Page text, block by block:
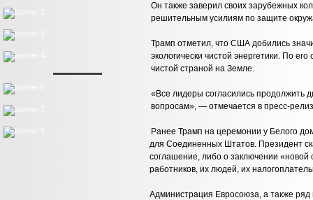
Он также заверил своих зарубежных
решительным усилиям по защите
Трамп отметил, что США добились
экологически чистой энергетики. По
чистой страной на Земле.
«Все лидеры согласились продолжить
вопросам», — отмечается в пресс-
Ранее Трамп на церемонии у Белого
для Соединенных Штатов. Президент
соглашение, либо о заключении
работников, их людей, их
Администрация Евросоюза, а также